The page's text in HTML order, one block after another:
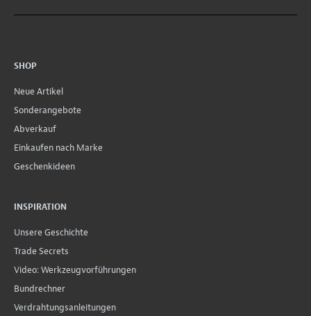
SHOP
Neue Artikel
Sonderangebote
Abverkauf
Einkaufen nach Marke
Geschenkideen
INSPIRATION
Unsere Geschichte
Trade Secrets
Video: Werkzeugvorführungen
Bundrechner
Verdrahtungsanleitungen